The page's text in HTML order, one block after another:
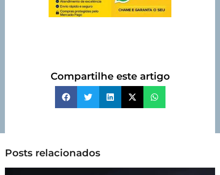
Compartilhe este artigo
Posts relacionados